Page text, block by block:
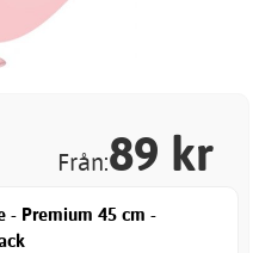
Från:89 kr
- Premium 45 cm -